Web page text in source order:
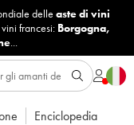
delle aste di vini
francesi: Borgogna,
...
Enciclopedia